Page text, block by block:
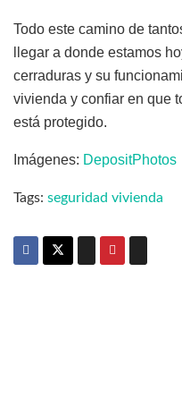
Todo este camino de
llegar a donde estamos
cerraduras y su
vivienda y confiar en que
está protegido.
Imágenes: DepositPhotos
Tags: seguridad vivienda